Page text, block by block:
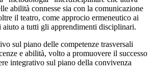
abilità connesse sia con la comunicazione
il teatro, come approcio ermeneutico ai
aiuto a tutti gli apprendimenti disciplinari.
sul piano delle competenze trasversali
e abilità, volto a promuovere il successo
integrativo sul piano della convivenza